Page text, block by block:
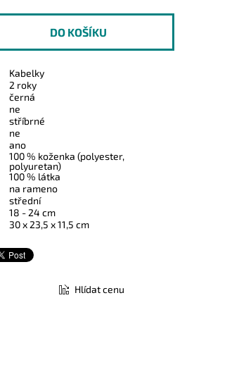
Kabelky
2 roky
černá
ne
stříbrné
ne
ano
100 % koženka (polyester,
polyuretan)
100 % látka
na rameno
střední
18 - 24 cm
30 x 23,5 x 11,5 cm
Hlídat cenu